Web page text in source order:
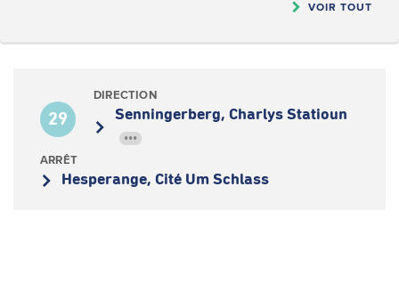
VOIR TOUT
29
DIRECTION
Senningerberg, Charlys Statioun
•••
ARRÊT
Hesperange, Cité Um Schlass